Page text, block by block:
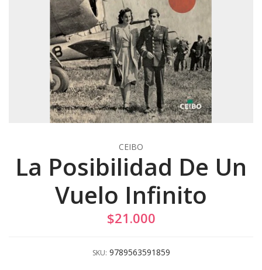
CEIBO
La Posibilidad De Un
Vuelo Infinito
$21.000
SKU: 9789563591859